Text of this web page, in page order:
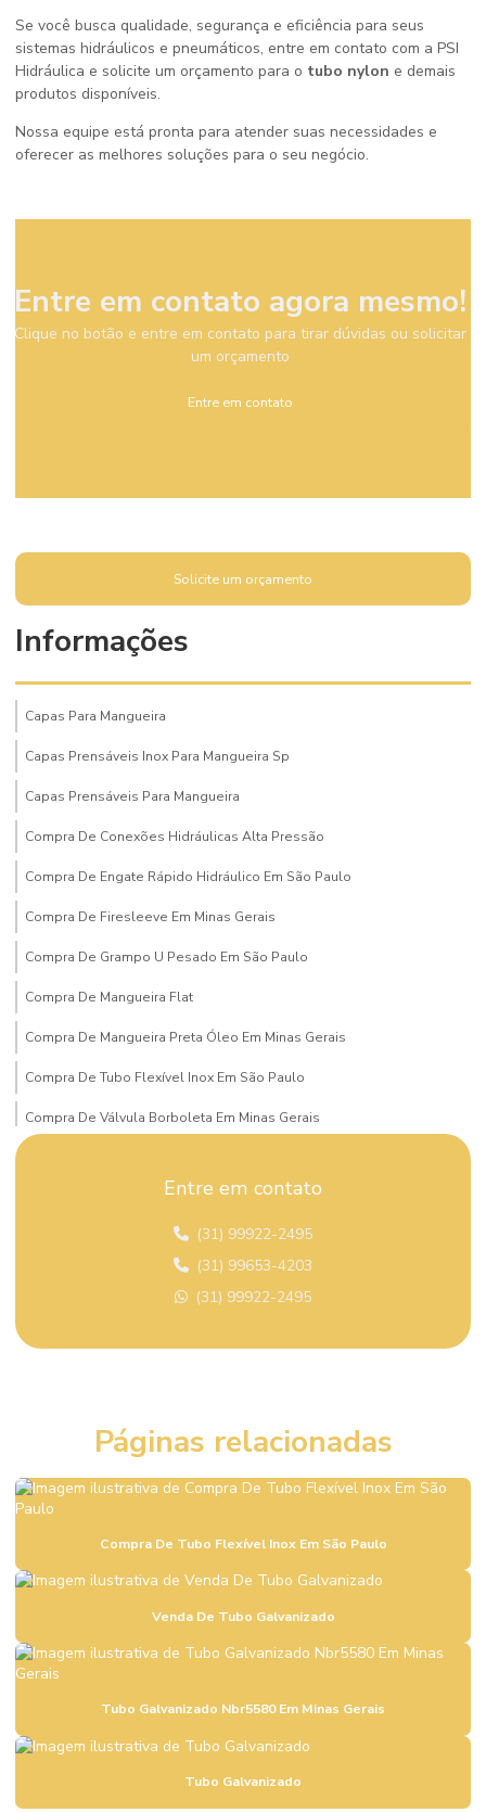
Se você busca qualidade, segurança e eficiência para seus
sistemas hidráulicos e pneumáticos, entre em contato com a PSI
Hidráulica e solicite um orçamento para o tubo nylon e demais
produtos disponíveis.
Nossa equipe está pronta para atender suas necessidades e
oferecer as melhores soluções para o seu negócio.
Entre em contato agora mesmo!
Clique no botão e entre em contato para tirar dúvidas ou solicitar
um orçamento
Entre em contato
Solicite um orçamento
Informações
Capas Para Mangueira
Capas Prensáveis Inox Para Mangueira Sp
Capas Prensáveis Para Mangueira
Compra De Conexões Hidráulicas Alta Pressão
Compra De Engate Rápido Hidráulico Em São Paulo
Compra De Firesleeve Em Minas Gerais
Compra De Grampo U Pesado Em São Paulo
Compra De Mangueira Flat
Compra De Mangueira Preta Óleo Em Minas Gerais
Compra De Tubo Flexível Inox Em São Paulo
Compra De Válvula Borboleta Em Minas Gerais
Compra Mangueira Solda Acetileno
Comprar Conexão Instantânea Plástica
Comprar Dispositivo De Segurança Em São Paulo
Comprar Terminal Prensável Em São Paulo
Comprar Válvula De Esfera Tripartida
Comprar Válvula De Pé Ferro Fundido
Comprar Válvula Fundo De Poço Em Minas Gerais
Comprar Válvula Gaveta A216 Wcb Minas Gerais
Comprar Válvula Pneumática Controle Fluxo São Paulo
Comprar Válvula Retenção Horizontal Latão
Entre em contato
(31) 99922-2495
(31) 99653-4203
(31) 99922-2495
Páginas relacionadas
Compra De Tubo Flexível Inox Em São Paulo
Venda De Tubo Galvanizado
Tubo Galvanizado Nbr5580 Em Minas Gerais
Tubo Galvanizado